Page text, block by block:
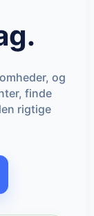
og
finde
rigtige